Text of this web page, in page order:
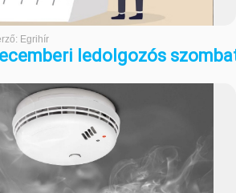
Egrihír
ledolgozós